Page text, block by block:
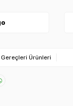
Gereçleri Ürünleri